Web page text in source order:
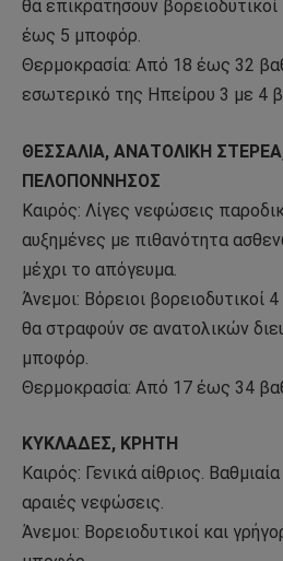
θα επικρατήσουν
έως 5 μποφόρ.
Θερμοκρασία: Από 18 έως 32
εσωτερικό της Ηπείρου 3 με 4
ΘΕΣΣΑΛΙΑ, ΑΝΑΤΟΛΙΚΗ
ΠΕΛΟΠΟΝΝΗΣΟΣ
Καιρός: Λίγες νεφώσεις
αυξημένες με πιθανότητα
μέχρι το απόγευμα.
Άνεμοι: Βόρειοι βορειοδυτικοί
θα στραφούν σε ανατολικών
μποφόρ.
Θερμοκρασία: Από 17 έως 34
ΚΥΚΛΑΔΕΣ, ΚΡΗΤΗ
Καιρός: Γενικά αίθριος.
αραιές νεφώσεις.
Άνεμοι: Βορειοδυτικοί και